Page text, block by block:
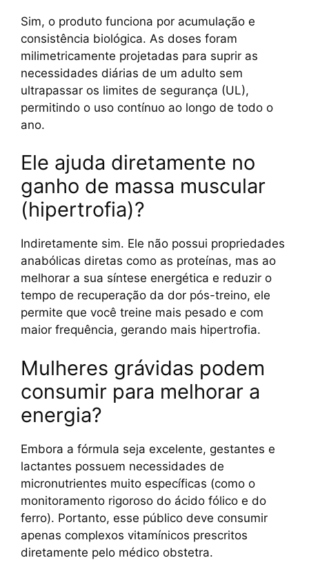
Sim, o produto funciona por acumulação e
consistência biológica. As doses foram
milimetricamente projetadas para suprir as
necessidades diárias de um adulto sem
ultrapassar os limites de segurança (UL),
permitindo o uso contínuo ao longo de todo o
ano.
Ele ajuda diretamente no
ganho de massa muscular
(hipertrofia)?
Indiretamente sim. Ele não possui propriedades
anabólicas diretas como as proteínas, mas ao
melhorar a sua síntese energética e reduzir o
tempo de recuperação da dor pós-treino, ele
permite que você treine mais pesado e com
maior frequência, gerando mais hipertrofia.
Mulheres grávidas podem
consumir para melhorar a
energia?
Embora a fórmula seja excelente, gestantes e
lactantes possuem necessidades de
micronutrientes muito específicas (como o
monitoramento rigoroso do ácido fólico e do
ferro). Portanto, esse público deve consumir
apenas complexos vitamínicos prescritos
diretamente pelo médico obstetra.